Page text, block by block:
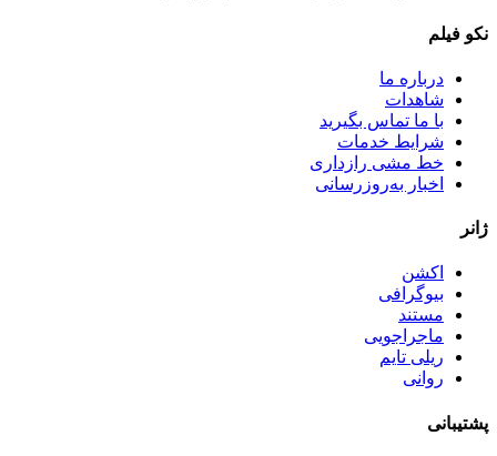
نکو فیلم
درباره ما
شاهدات
با ما تماس بگیرید
شرایط خدمات
خط مشی رازداری
اخبار به‌روزرسانی
ژانر
اکشن
بیوگرافی
مستند
ماجراجویی
ریلی تایم
روانی
پشتیبانی